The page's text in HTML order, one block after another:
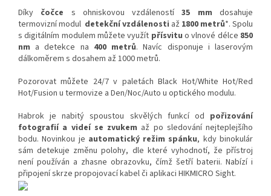
Díky čočce s ohniskovou vzdáleností35 mmdosahuje
termovizní modul detekční vzdálenosti až 1800 metrů*. Spolu
s digitálním modulem můžete využít přísvitu o vlnové délce 850
nm a detekce na 400 metrů. Navíc disponuje i laserovým
dálkoměrem s dosahem až 1000 metrů.
Pozorovat můžete 24/7 v paletách Black Hot/White Hot/Red
Hot/Fusion u termovize a Den/Noc/Auto u optického modulu.
Habrok je nabitý spoustou skvělých funkcí od pořizování
fotografií a videí se zvukem až po sledování nejteplejšího
bodu. Novinkou je automatický režim spánku, kdy binokulár
sám detekuje změnu polohy, dle které vyhodnotí, že přístroj
není používán a zhasne obrazovku, čímž šetří baterii. Nabízí i
připojení skrze propojovací kabel či aplikaci HIKMICRO Sight.